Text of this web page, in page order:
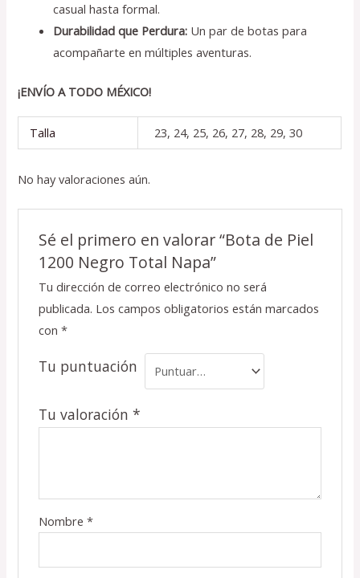
casual hasta formal.
Durabilidad que Perdura: Un par de botas para
acompañarte en múltiples aventuras.
¡ENVÍO A TODO MÉXICO!
Talla 23, 24, 25, 26, 27, 28, 29, 30
No hay valoraciones aún.
Sé el primero en valorar “Bota de Piel
1200 Negro Total Napa”
Tu dirección de correo electrónico no será
publicada. Los campos obligatorios están marcados
con *
Tu puntuación
Tu valoración *
Nombre *